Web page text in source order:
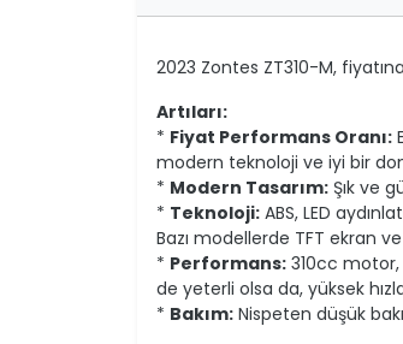
2023 Zontes ZT310-M,
Artıları:
* Fiyat Performans Oranı:
modern teknoloji ve iyi bir
* Modern Tasarım: Şık ve
* Teknoloji: ABS, LED
Bazı modellerde TFT ekran
* Performans: 310cc
de yeterli olsa da, yüksek
* Bakım: Nispeten düşük